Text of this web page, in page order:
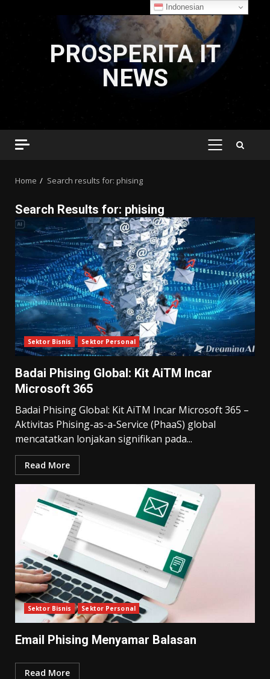
PROSPERITA IT
NEWS
PRIMARY
Home Search results for: phising
Search Results for: phising
Sektor Bisnis Sektor Personal
Badai Phising Global: Kit AiTM Incar
Microsoft 365
Badai Phising Global: Kit AiTM Incar Microsoft 365 –
Aktivitas Phising-as-a-Service (PhaaS) global
mencatatkan lonjakan signifikan pada...
Read More
Sektor Bisnis Sektor Personal
Email Phising Menyamar Balasan
Read More
Indonesian